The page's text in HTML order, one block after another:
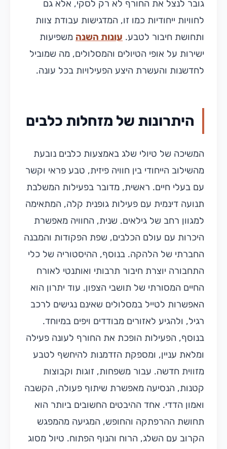
גובר לנצל את החורף לא רק לסקי, אלא גם
לחוויות ייחודיות כמו זו, המדגישות עבודת צוות
ותחושת חיבור לטבע. עונות השנה משפיעות
ישירות על אופי הטיולים והמסלולים, מה שמוביל
לחדשנות והעשרת היצע הפעילויות בכל עונה.
היתרונות של מזחלות כלבים
המשיכה של טיולי שלג באמצעות כלבים נובעת
מהשילוב הייחודי בין חוויה פיזית, טבע פראי וקשר
עם בעלי חיים. ראשית, מדובר בפעילות המשלבת
תנועה דינמית עם פעילות גופנית קלה, המתאימה
למגוון רחב של גילאים. שנית, החוויה מאפשרת
היכרות עם עולם הכלבים, שפת הפקודות והמבנה
החברתי של הלהקה. בנוסף, ההיסטוריה של כלי
התחבורה יוצרת חיבור תרבותי ואותנטי לאורח
החיים המסורתי של תושבי הצפון. עוד יתרון הוא
האפשרות לטייל במסלולים שאינם נגישים לרכב
רגיל, ולהגיע לאזורים מבודדים ויפים במיוחד.
בנוסף, הפעילות הופכת את החורף לעונה פעילה
ומלאת עניין, ומספקת הזדמנות להיחשף לטבע
מזווית חדשה. עבור משפחות, זוגות וקבוצות
קטנות, הנסיעה מאפשרת שיתוף פעולה, הקשבה
ואמון הדדי. אחד ההיבטים החשובים ביותר הוא
תחושת ההרפתקה והחופש, המגיעה מהמפגש
הקרוב עם השלג, הרוח והנוף הפתוח. טיול מסוג